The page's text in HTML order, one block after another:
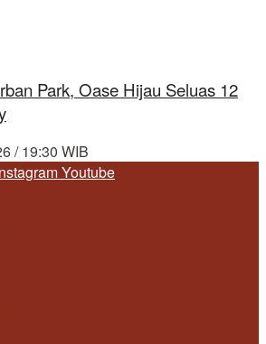
Park, Oase Hijau Seluas 12
/ 19:30 WIB
Youtube